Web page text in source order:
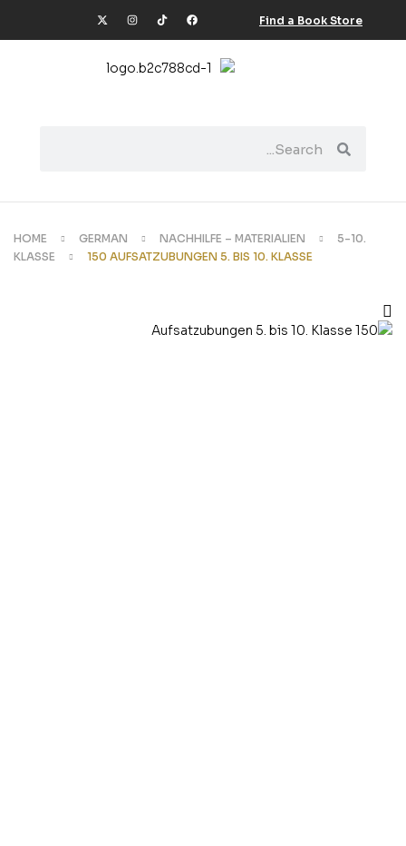
Find a Book Store
HOME GERMAN NACHHILFE – MATERIALIEN
5-10.
KLASSE
150 AUFSATZUBUNGEN 5. BIS 10. KLASSE